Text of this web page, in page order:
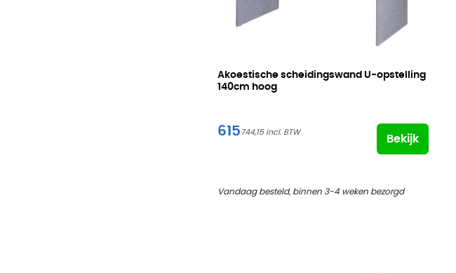
Akoestische scheidingswand U-opstelling
140cm hoog
615744,15
Bekijk
Vandaag besteld, binnen 3-4 weken bezorgd